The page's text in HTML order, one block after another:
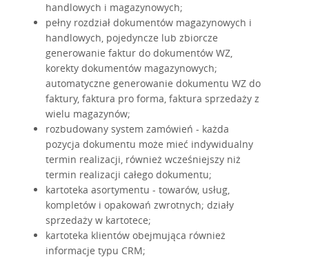
handlowych i magazynowych;
pełny rozdział dokumentów magazynowych i
handlowych, pojedyncze lub zbiorcze
generowanie faktur do dokumentów WZ,
korekty dokumentów magazynowych;
automatyczne generowanie dokumentu WZ do
faktury, faktura pro forma, faktura sprzedaży z
wielu magazynów;
rozbudowany system zamówień - każda
pozycja dokumentu może mieć indywidualny
termin realizacji, również wcześniejszy niż
termin realizacji całego dokumentu;
kartoteka asortymentu - towarów, usług,
kompletów i opakowań zwrotnych; działy
sprzedaży w kartotece;
kartoteka klientów obejmująca również
informacje typu CRM;